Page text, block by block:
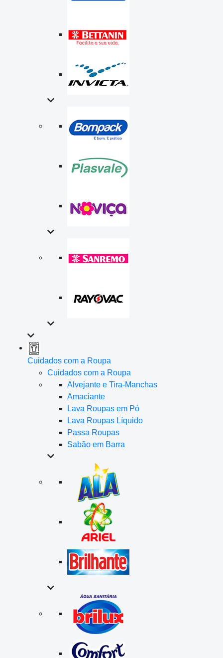
Cuidados com a Roupa
Cuidados com a Roupa
Alvejante e Tira-Manchas
Amaciante
Lava Roupas em Pó
Lava Roupas Líquido
Passa Roupas
Sabão em Barra